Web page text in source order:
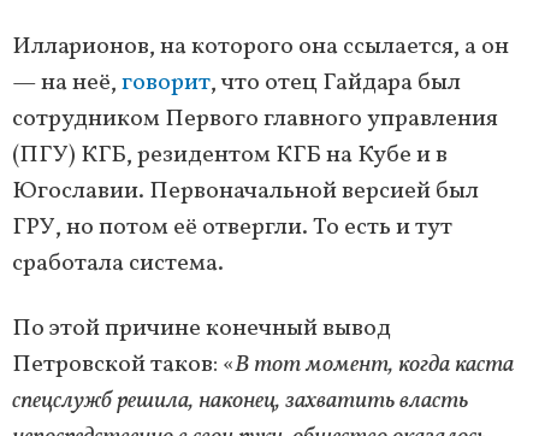
Илларионов, на которого она ссылается, а он
— на неё,говорит, что отец Гайдара был
сотрудником Первого главного управления
(ПГУ) КГБ, резидентом КГБ на Кубе и в
Югославии. Первоначальной версией был
ГРУ, но потом её отвергли. То есть и тут
сработала система.
По этой причине конечный вывод
Петровской таков: «В тот момент, когда каста
спецслужб решила, наконец, захватить власть